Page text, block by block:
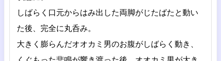
しばらく口元からはみ出した両脚がじたばたと動い
た後、完全に丸呑み。
大きく膨らんだオオカミ男のお腹がしばらく動き、